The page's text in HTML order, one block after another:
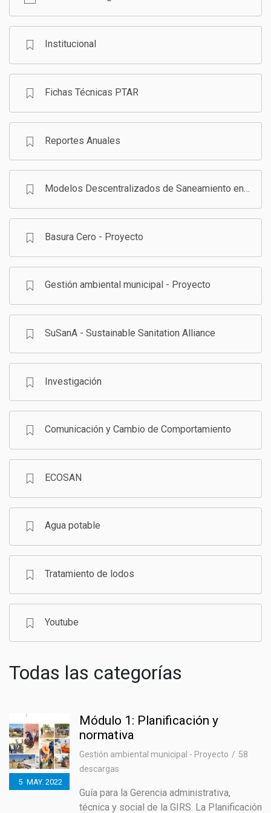
Institucional
Fichas Técnicas PTAR
Reportes Anuales
Modelos Descentralizados de Saneamiento en Bolivia - Programa
Basura Cero - Proyecto
Gestión ambiental municipal - Proyecto
SuSanA - Sustainable Sanitation Alliance
Investigación
Comunicación y Cambio de Comportamiento
ECOSAN
Agua potable
Tratamiento de lodos
Youtube
Todas las categorías
5 MAY. 2022
Módulo 1: Planificación y
normativa
Gestión ambiental municipal - Proyecto
58
descargas
Guía para la Gerencia administrativa,
técnica y social de la GIRS. La Planificación